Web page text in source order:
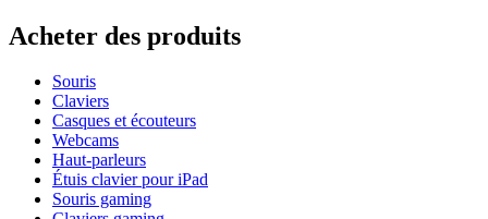
Acheter des produits
Souris
Claviers
Casques et écouteurs
Webcams
Haut-parleurs
Étuis clavier pour iPad
Souris gaming